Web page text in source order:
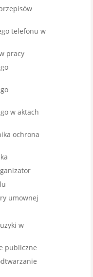
telefonu w
pracy
w aktach
ochrona
umownej
w
publiczne